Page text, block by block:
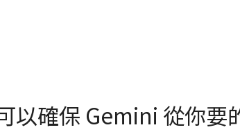
以確保 Gemini 從你要